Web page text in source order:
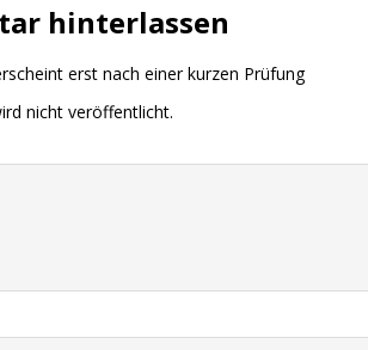
hinterlassen
erst nach einer kurzen Prüfung
nicht veröffentlicht.